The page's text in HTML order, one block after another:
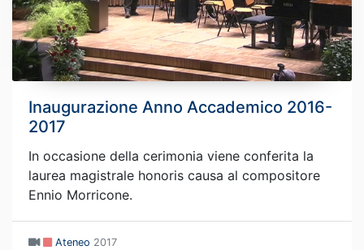
Inaugurazione Anno Accademico 2016-
2017
In occasione della cerimonia viene conferita la
laurea magistrale honoris causa al compositore
Ennio Morricone.
Ateneo 2017